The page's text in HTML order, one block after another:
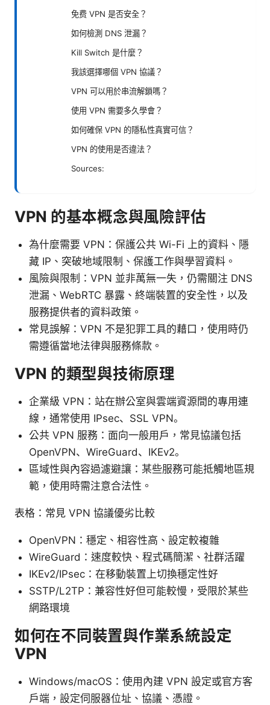
免费 VPN 是否安全？
如何檢測 DNS 泄漏？
Kill Switch 是什麼？
我該選擇哪個 VPN 協議？
VPN 可以用於串流解鎖嗎？
使用 VPN 需要多久學會？
如何確保 VPN 的隱私性真實可信？
VPN 的使用是否違法？
Sources:
VPN 的基本概念與風險評估
為什麼需要 VPN：保護公共 Wi-Fi 上的資料、隱
藏 IP、突破地域限制、保護工作與學習資料。
風險與限制：VPN 並非萬無一失，仍需關注 DNS
泄漏、WebRTC 暴露、終端裝置的安全性，以及
服務提供者的資料政策。
常見誤解：VPN 不是犯罪工具的藉口，使用時仍
需遵循當地法律與服務條款。
VPN 的類型與技術原理
企業級 VPN：站在辦公室與雲端資源間的專用連
線，通常使用 IPsec、SSL VPN。
公共 VPN 服務：面向一般用戶，常見協議包括
OpenVPN、WireGuard、IKEv2。
區域性與內容過濾避讓：某些服務可能抵觸地區規
範，使用時需注意合法性。
表格：常見 VPN 協議優劣比較
OpenVPN：穩定、相容性高、設定較複雜
WireGuard：速度較快、程式碼簡潔、社群活躍
IKEv2/IPsec：在移動裝置上切換穩定性好
SSTP/L2TP：兼容性好但可能較慢，受限於某些
網路環境
如何在不同裝置與作業系統設定
VPN
Windows/macOS：使用內建 VPN 設定或官方客
戶端，設定伺服器位址、協議、憑證。